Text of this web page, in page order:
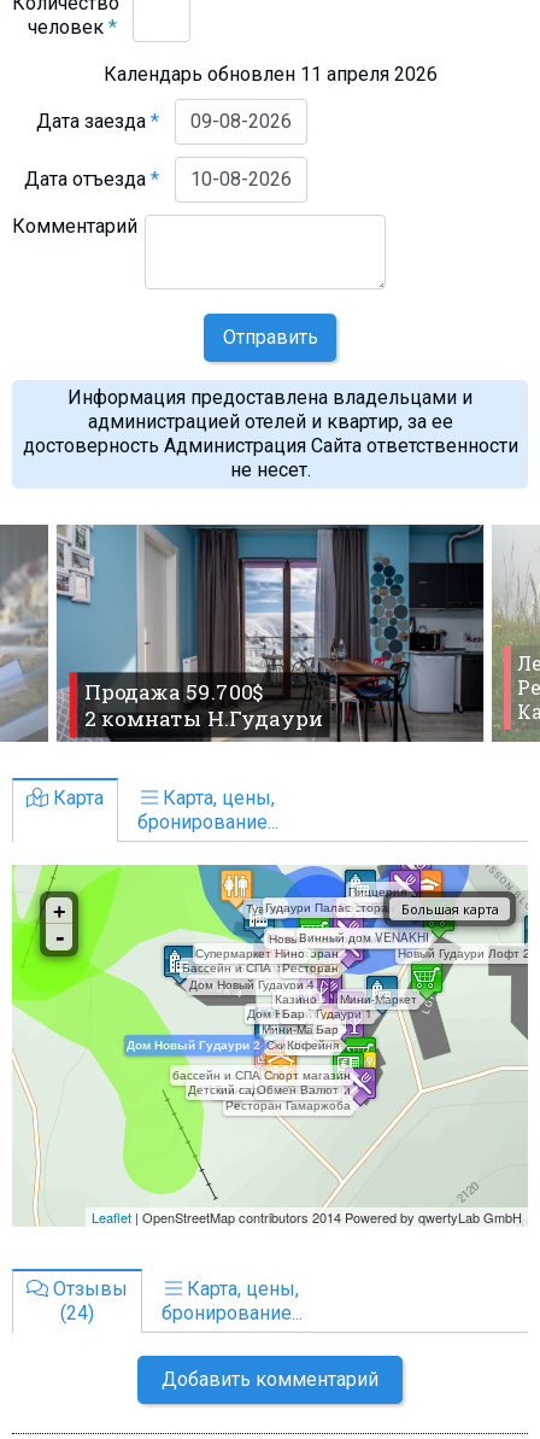
человек*
Календарь обновлен 11 апреля 2026
Дата заезда*
Дата отъезда*
Комментарий
Отправить
Информация предоставлена владельцами и
администрацией отелей и квартир, за ее
достоверность Администрация Сайта ответственности
не несет.
Продажа 59.700$
2 комнаты Н.Гудаури
Карта
Карта, цены,
бронирование...
Отзывы
(24)
Карта, цены,
бронирование...
Добавить комментарий